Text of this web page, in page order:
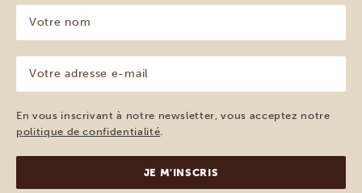
nom
(Nécessaire)
adresse
e-
mail
(Nécessaire)
En vous inscrivant à notre newsletter, vous acceptez notre
politique de confidentialité